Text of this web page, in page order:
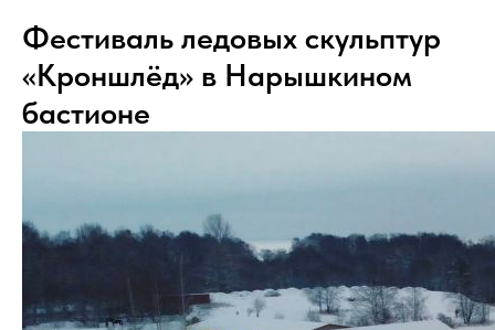
Фестиваль ледовых скульптур
«Кроншлёд» в Нарышкином
бастионе